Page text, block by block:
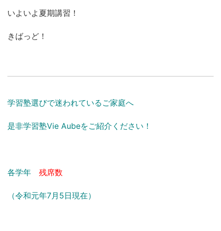
いよいよ夏期講習！
きばっど！
学習塾選びで迷われているご家庭へ
是非学習塾Vie Aubeをご紹介ください！
各学年 残席数
（令和元年7月5日現在）